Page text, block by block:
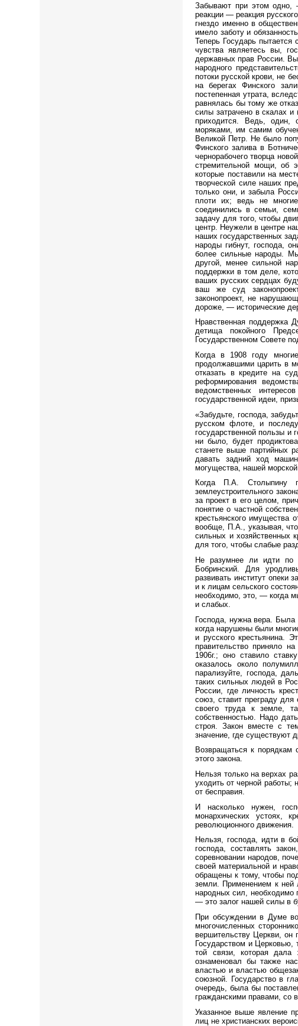
Забывают при этом одно,
реакции — реакция
гнездо именно в
имело заботу и
Теперь Государь пытается
чувства являетесь вы,
державных прав России.
народного
потоки русской крови, не
на берегах Финского
постепенная утрата,
равнялась бы тому же
силы затрачено в скалах
приходится. Ведь, один,
моряками, им самим
Великой Петр. Не было
Финского залива в
чернорабочего творца
стремительной мощи, об
которые поставили на
творческой силе наших
только они, и забыла
плоти их; ведь не
соединились в семьи,
задачу для того, чтобы
центр. Неужели в центре
наших государственных
народы гибнут, господа,
более сильные народы.
другой, менее сильной
поддержки в том деле,
ваших русских сердцах
ваш же суд
законопроект, не
дороже, — исторические
Нравственная поддержка
детища покойного
Государственном Совете
Когда в 1908 году
продолжавшими царить в
отказать в кредите на
реформирования
ведомственных
государственной идеи,
«Забудьте, господа,
русском флоте, и
государственной пользы и
ни было, будет
станете выше партийных
давать задний ход
могущества, нашей
Когда П.А. Столыпину
землеустроительного
за проект в его целом,
понятие о частной
крестьянского имущества
вообще, П.А., указывая, что
сильных и хозяйственных
для того, чтобы слабые
Не разумнее ли идти по
Бобринский. Для
развивать институт опеки
и к лицам сельского
необходимо, это, — когда
и слабых.
Господа, нужна вера. Была
когда нарушены были
и русского крестьянина.
правительство приняло
1906г.; оно ставило
оказалось около
парализуйте, господа,
таких сильных людей в
России, где личность
союз, ставит преграду
своего труда к земле,
собственностью. Надо
строя. Закон вместе с
значение, где существуют
Возвращаться к порядкам
этого закона.
Нельзя только на верхах
уходить от черной работы;
от бесправия.
И насколько нужен,
монархических устоях,
революционного движения.
Нельзя, господа, идти в
господа, составлять
соревновании народов,
своей материальной и
обращены к тому, чтобы
земли. Применением к ней
народных сил,
— это залог нашей силы в
При обсуждении в Думе
многочисленных
вершительству Церкви, он
Государством и Церковью,
той связи, которая
ознаменовал бы также
властью и властью
союзной. Государство в
очередь, была бы
гражданскими правами, со
Указанное выше явление
лиц не христианских